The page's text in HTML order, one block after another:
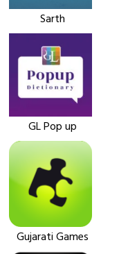
Sarth
GL Pop up
Gujarati Games